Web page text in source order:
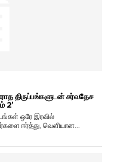
திருப்பங்களுடன் சர்வதேச
2’
ஒரே இரவில்
ஈர்த்து, வெளியான...